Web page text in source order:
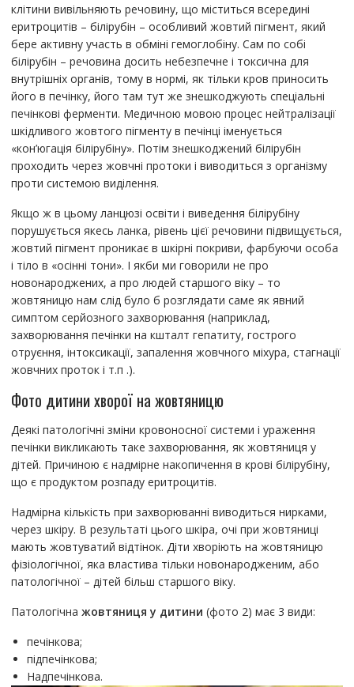
клітини вивільняють речовину, що міститься всередині
еритроцитів – білірубін – особливий жовтий пігмент, який
бере активну участь в обміні гемоглобіну. Сам по собі
білірубін – речовина досить небезпечне і токсична для
внутрішніх органів, тому в нормі, як тільки кров приносить
його в печінку, його там тут же знешкоджують спеціальні
печінкові ферменти. Медичною мовою процес нейтралізації
шкідливого жовтого пігменту в печінці іменується
«кон’югація білірубіну». Потім знешкоджений білірубін
проходить через жовчні протоки і виводиться з організму
проти системою виділення.
Якщо ж в цьому ланцюзі освіти і виведення білірубіну
порушується якесь ланка, рівень цієї речовини підвищується,
жовтий пігмент проникає в шкірні покриви, фарбуючи особа
і тіло в «осінні тони». І якби ми говорили не про
новонароджених, а про людей старшого віку – то
жовтяницю нам слід було б розглядати саме як явний
симптом серйозного захворювання (наприклад,
захворювання печінки на кшталт гепатиту, гострого
отруєння, інтоксикації, запалення жовчного міхура, стагнації
жовчних проток і т.п .).
Фото дитини хворої на жовтяницю
Деякі патологічні зміни кровоносної системи і ураження
печінки викликають таке захворювання, як жовтяниця у
дітей. Причиною є надмірне накопичення в крові білірубіну,
що є продуктом розпаду еритроцитів.
Надмірна кількість при захворюванні виводиться нирками,
через шкіру. В результаті цього шкіра, очі при жовтяниці
мають жовтуватий відтінок. Діти хворіють на жовтяницю
фізіологічної, яка властива тільки новонародженим, або
патологічної – дітей більш старшого віку.
Патологічна жовтяниця у дитини (фото 2) має 3 види:
печінкова;
підпечінкова;
Надпечінкова.